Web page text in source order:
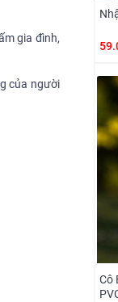
gia đình,
của người
Cô